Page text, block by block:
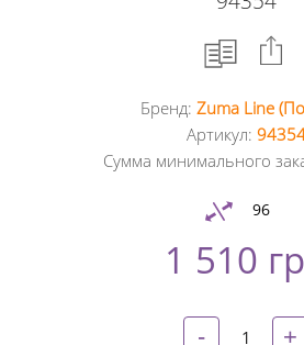
Бренд: Zuma Line
Артикул:
Сумма минимального
96
1 510
- +